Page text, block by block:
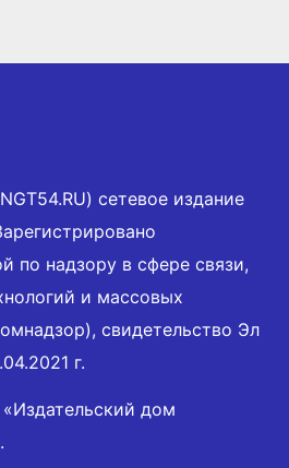
сетевое издание
по надзору в сфере связи,
и массовых
свидетельство Эл
г.
дом